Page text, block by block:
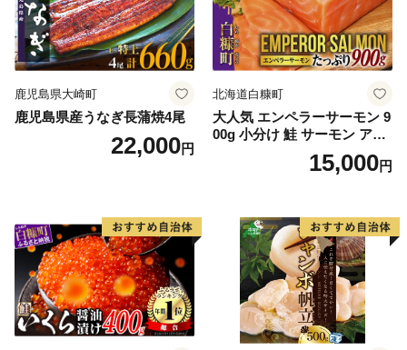
鹿児島県大崎町
鹿児島県産うなぎ長蒲焼4尾
22,000円
北海道白糠町
大人気 エンペラーサーモン 9
00g 小分け 鮭 サーモン アト
ランティックサーモン 水産
庁長官賞 受賞 さけ シャケ し
満足 美味しい 贈答 生食用 刺
身 お刺身 刺し身 魚介類 海鮮
冷凍 厚切り 薄切り ふるさと
納税 ふるさとチョイス チョ
イス 北海道 白糠町
15,000円